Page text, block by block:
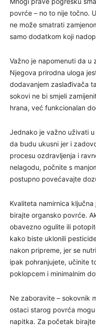
povrće – no to nije točno.
ne može smatrati
samo dodatkom koji
Važno je napomenuti da u
Njegova prirodna uloga
dodavanjem zaslađivača
sokovi ne bi smjeli
hrana, već funkcionalan
Jednako je važno uživati
da budu ukusni jer i
procesu ozdravljenja i
nelagodu, počnite s
postupno povećavajte
Kvaliteta namirnica
birajte organsko povrće.
obavezno ogulite ili
kako biste uklonili
nakon pripreme, jer se
ipak pohranjujete, učinite
poklopcem i minimalnim
Ne zaboravite – sokovnik
ostaci starog povrća
napitka. Za početak